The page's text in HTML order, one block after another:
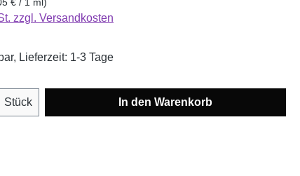
zzgl. Versandkosten
Lieferzeit: 1-3 Tage
Gib den gewünschten Wert ein
Stück In den Warenkorb